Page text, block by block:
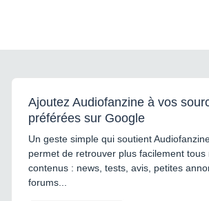
Ajoutez Audiofanzine à vos
préférées sur Google
Un geste simple qui soutient
permet de retrouver plus facilement tous
contenus : news, tests, avis, petites
forums...